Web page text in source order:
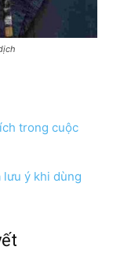
trong cuộc
lưu ý khi dùng